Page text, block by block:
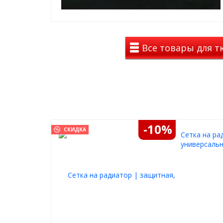
Пример установки зимнего пакета:
Все товары для
СКИДКА -10%
Cетка на